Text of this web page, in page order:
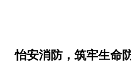
怡安消防，筑牢生命